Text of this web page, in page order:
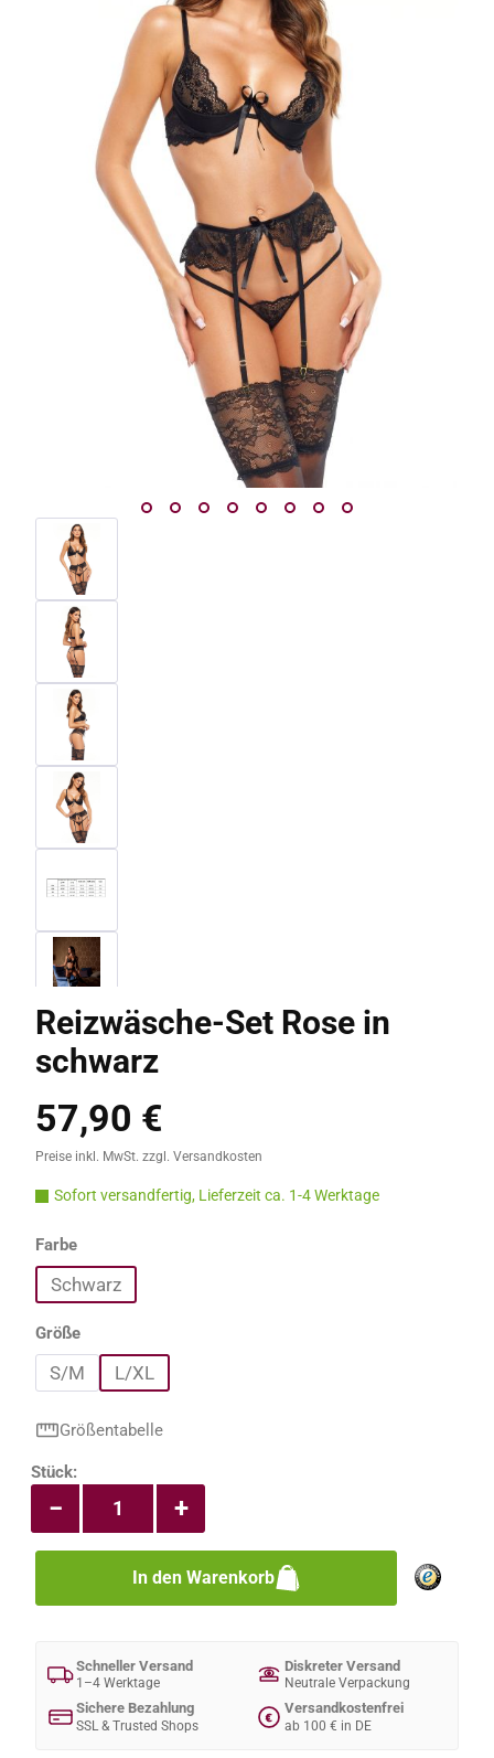
Reizwäsche-Set Rose in
schwarz
Regulärer Preis:
57,90 €
Preise inkl. MwSt. zzgl. Versandkosten
Sofort versandfertig, Lieferzeit ca. 1-4 Werktage
Farbeauswählen
Schwarz
Größeauswählen
S/M L/XL
Größentabelle
Produkt Anzahl: Gib den gewünschten
Stück:
+
−
In den Warenkorb
Schneller Versand
1–4 Werktage
Diskreter Versand
Neutrale Verpackung
Sichere Bezahlung
SSL & Trusted Shops
€
Versandkostenfrei
ab 100 € in DE